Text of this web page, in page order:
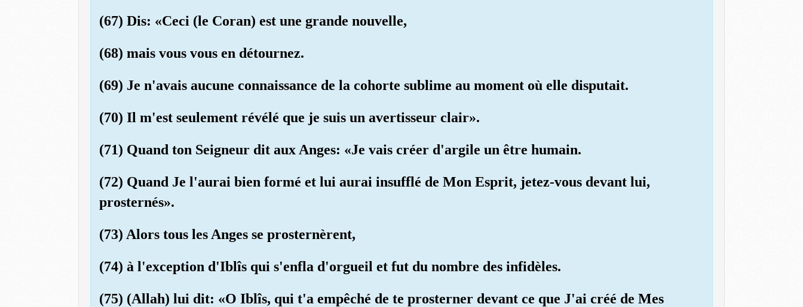
(67) Dis: «Ceci (le Coran) est une grande nouvelle,
(68) mais vous vous en détournez.
(69) Je n'avais aucune connaissance de la cohorte sublime au moment où elle disputait.
(70) Il m'est seulement révélé que je suis un avertisseur clair».
(71) Quand ton Seigneur dit aux Anges: «Je vais créer d'argile un être humain.
(72) Quand Je l'aurai bien formé et lui aurai insufflé de Mon Esprit, jetez-vous devant lui,
prosternés».
(73) Alors tous les Anges se prosternèrent,
(74) à l'exception d'Iblîs qui s'enfla d'orgueil et fut du nombre des infidèles.
(75) (Allah) lui dit: «O Iblîs, qui t'a empêché de te prosterner devant ce que J'ai créé de Mes